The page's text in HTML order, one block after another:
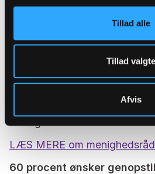
Tillad alle
Tillad valgte
Afvis
en naturlig konsekvens af
indflydelse, man får. Derfor
med Kirkeministeriet og
lettere. Det vigtige er jo her,
motiveret for at gøre noget
og det skal vi bakke op om,
LÆS MERE om
60 procent ønsker